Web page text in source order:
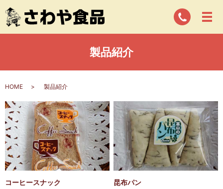
製品紹介
HOME 製品紹介
コーヒースナック
昆布パン